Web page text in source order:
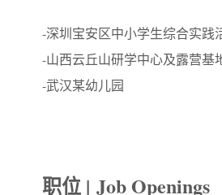
-深圳宝安区中小学生综合实践
-山西云丘山研学中心及露营基
-武汉某幼儿园
职位 | Job Openings